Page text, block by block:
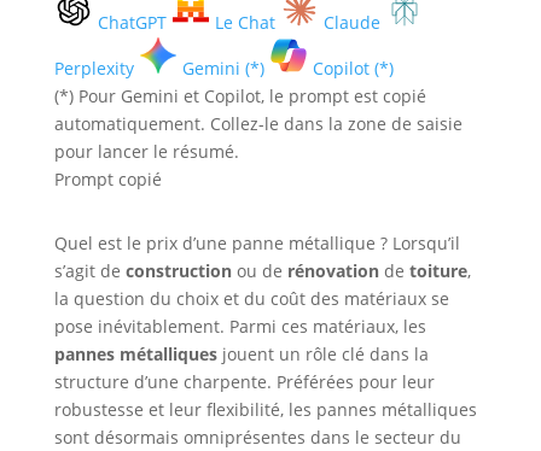
ChatGPT
Le Chat
Claude
Perplexity
Gemini (*)
Copilot (*)
(*) Pour Gemini et Copilot, le prompt est copié
automatiquement. Collez-le dans la zone de saisie
pour lancer le résumé.
Prompt copié
Quel est le prix d’une panne métallique ? Lorsqu’il
s’agit de constructionou de rénovationde toiture,
la question du choix et du coût des matériaux se
pose inévitablement. Parmi ces matériaux, les
pannes métalliquesjouent un rôle clé dans la
structure d’une charpente. Préférées pour leur
robustesse et leur flexibilité, les pannes métalliques
sont désormais omniprésentes dans le secteur du